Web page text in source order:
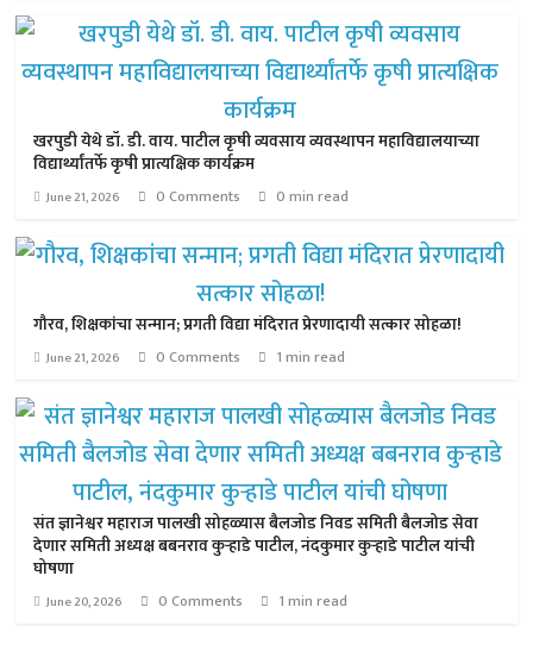
खरपुडी येथे डॉ. डी. वाय. पाटील कृषी व्यवसाय व्यवस्थापन महाविद्यालयाच्या
विद्यार्थ्यांतर्फे कृषी प्रात्यक्षिक कार्यक्रम
June 21, 2026 0 Comments 0 min read
गौरव, शिक्षकांचा सन्मान; प्रगती विद्या मंदिरात प्रेरणादायी सत्कार सोहळा!
June 21, 2026 0 Comments 1 min read
संत ज्ञानेश्वर महाराज पालखी सोहळ्यास बैलजोड निवड समिती बैलजोड सेवा
देणार समिती अध्यक्ष बबनराव कुऱ्हाडे पाटील, नंदकुमार कुऱ्हाडे पाटील यांची
घोषणा
June 20, 2026 0 Comments 1 min read